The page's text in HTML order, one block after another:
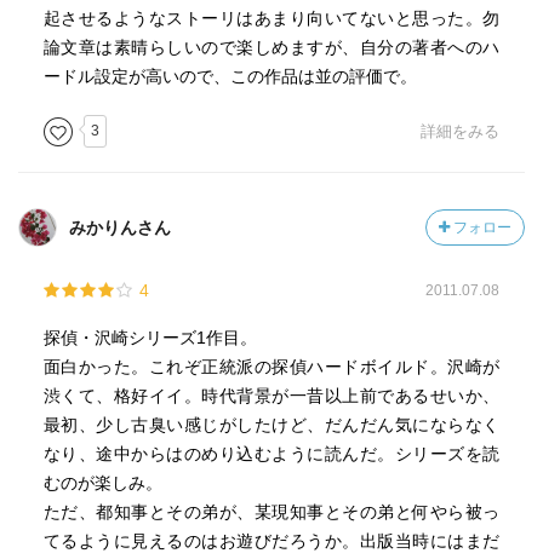
起させるようなストーリはあまり向いてないと思った。勿
論文章は素晴らしいので楽しめますが、自分の著者へのハ
ードル設定が高いので、この作品は並の評価で。
3 詳細をみる
みかりんさん フォロー
4 2011.07.08
探偵・沢崎シリーズ1作目。
面白かった。これぞ正統派の探偵ハードボイルド。沢崎が
渋くて、格好イイ。時代背景が一昔以上前であるせいか、
最初、少し古臭い感じがしたけど、だんだん気にならなく
なり、途中からはのめり込むように読んだ。シリーズを読
むのが楽しみ。
ただ、都知事とその弟が、某現知事とその弟と何やら被っ
てるように見えるのはお遊びだろうか。出版当時にはまだ